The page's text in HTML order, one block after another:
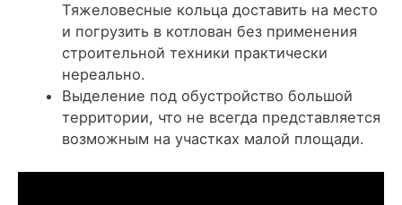
Тяжеловесные кольца доставить на место
и погрузить в котлован без применения
строительной техники практически
нереально.
Выделение под обустройство большой
территории, что не всегда представляется
возможным на участках малой площади.